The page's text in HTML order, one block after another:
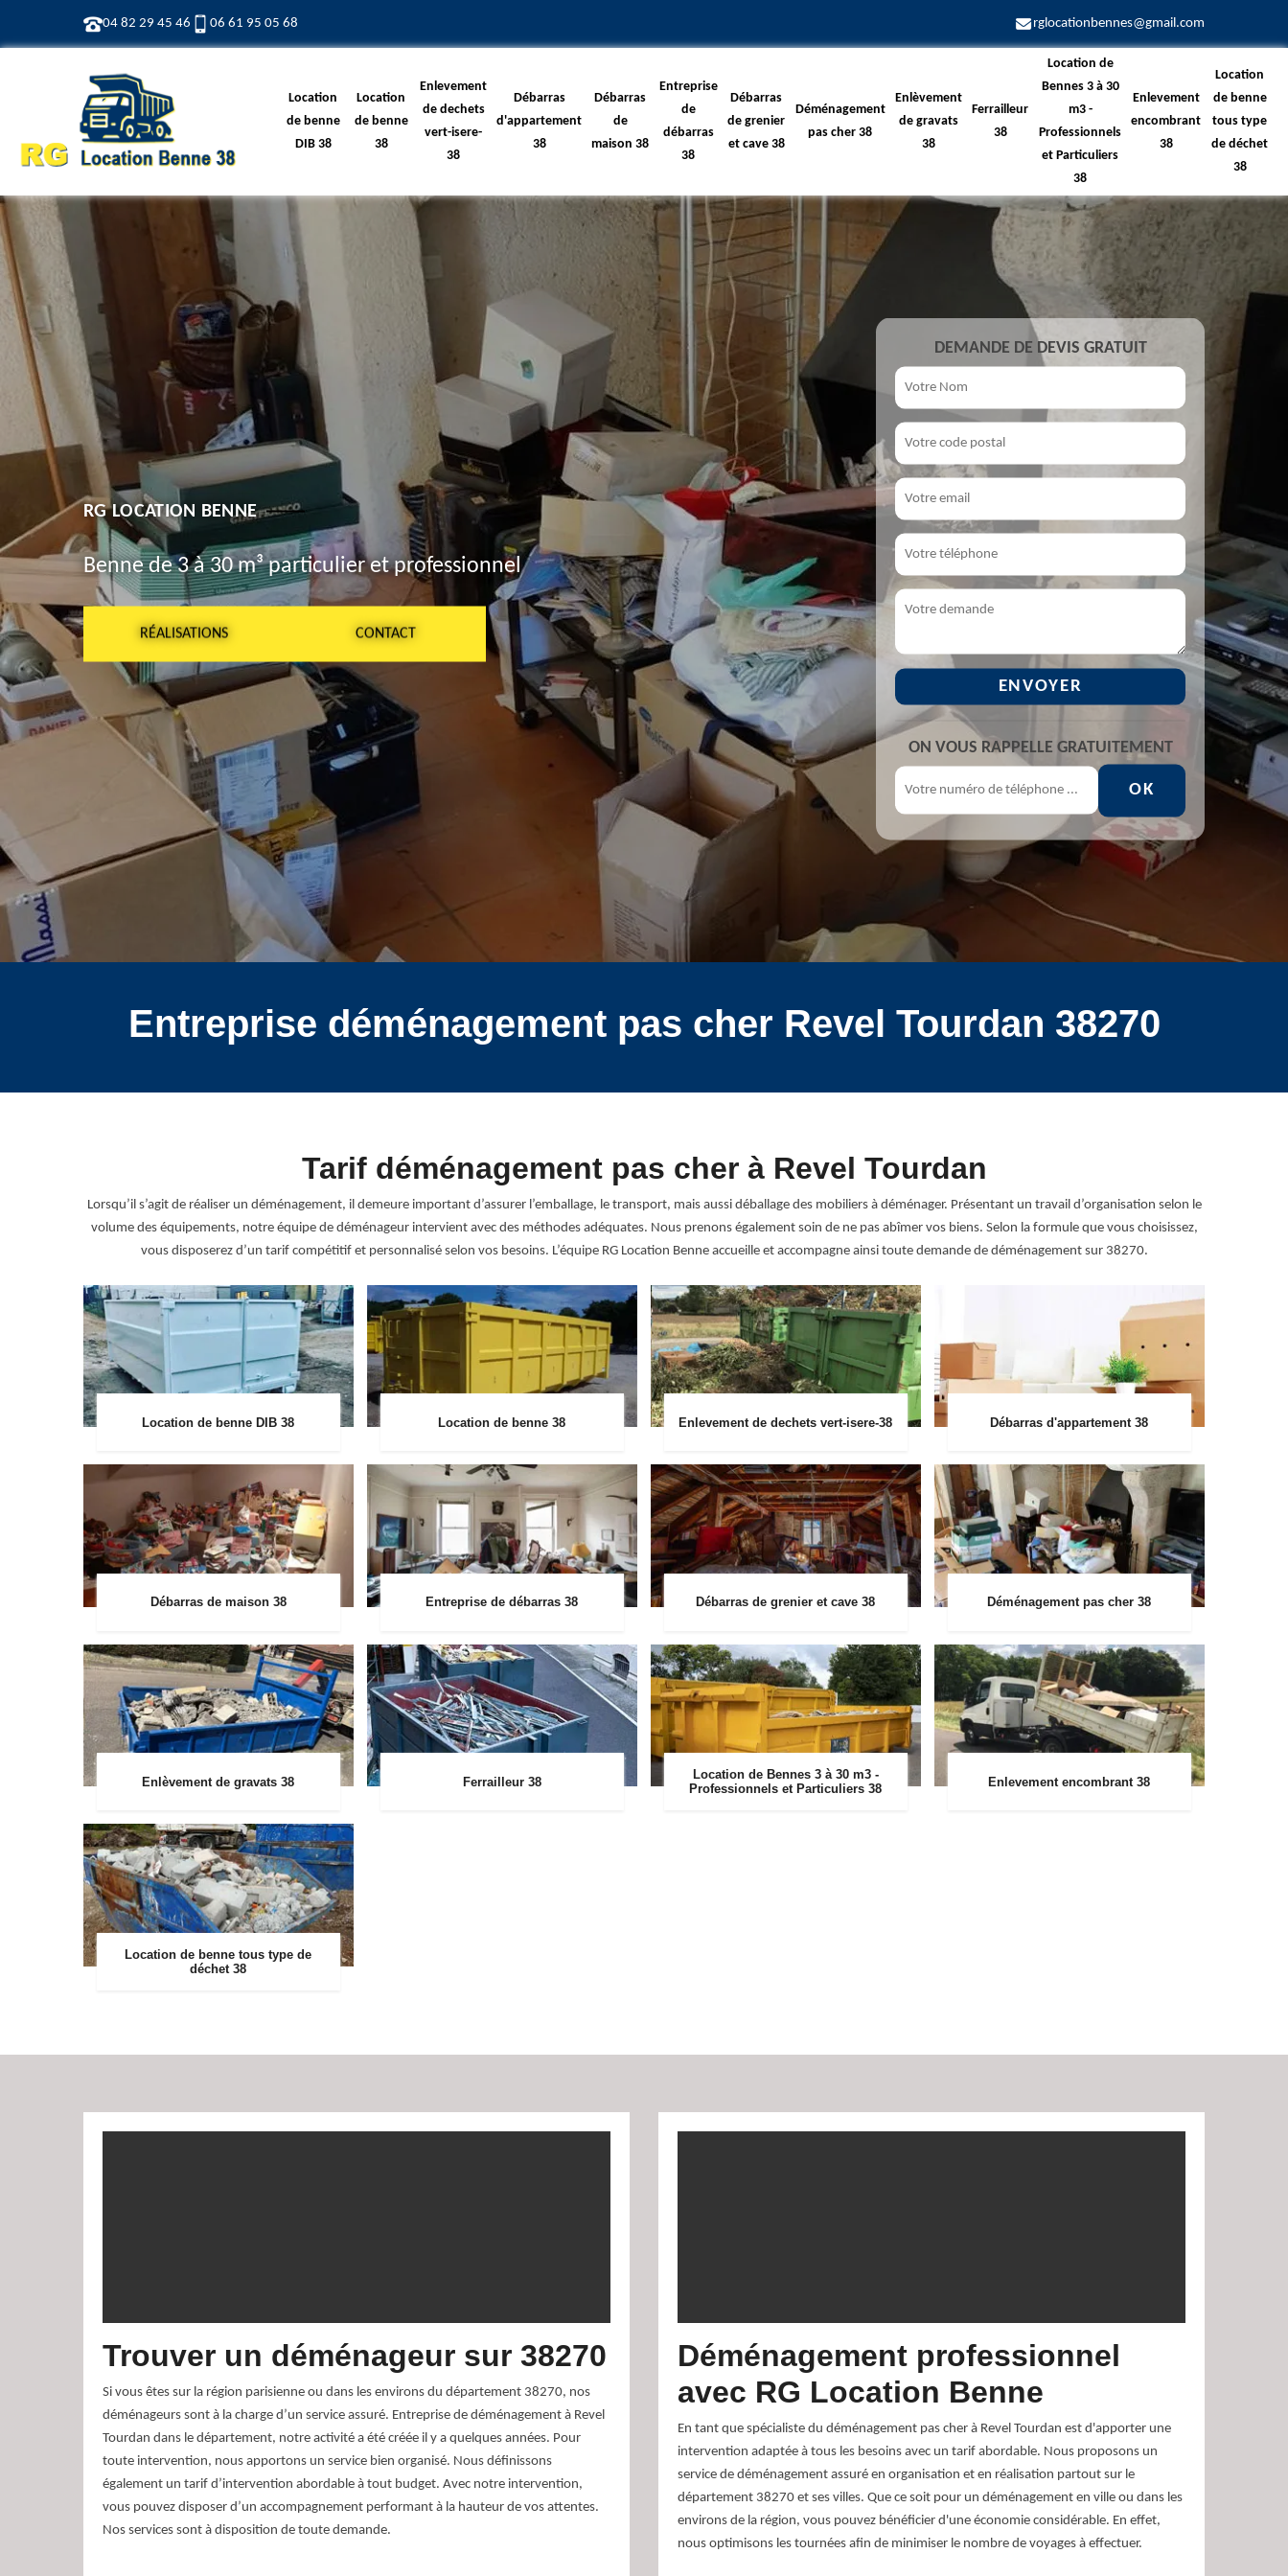
04 82 29 45 46 06 61 95 05 68 rglocationbennes@gmail.com
Location
de benne
DIB 38
Location
de benne
38
Enlevement
de dechets
vert-isere-
38
Débarras
d'appartement
38
Débarras
de
maison 38
Entreprise
de
débarras
38
Débarras
de grenier
et cave 38
Déménagement
pas cher 38
Enlèvement
de gravats
38
Ferrailleur
38
Location de
Bennes 3 à 30
m3 -
Professionnels
et Particuliers
38
Enlevement
encombrant
38
Location
de benne
tous type
de déchet
38
RG LOCATION BENNE
Benne de 3 à 30 m³ particulier et professionnel
RÉALISATIONS CONTACT
DEMANDE DE DEVIS GRATUIT
ON VOUS RAPPELLE GRATUITEMENT
Entreprise déménagement pas cher Revel Tourdan 38270
Tarif déménagement pas cher à Revel Tourdan
Lorsqu’il s’agit de réaliser un déménagement, il demeure important d’assurer l’emballage, le transport, mais aussi déballage des mobiliers à déménager. Présentant un travail d’organisation selon le
volume des équipements, notre équipe de déménageur intervient avec des méthodes adéquates. Nous prenons également soin de ne pas abîmer vos biens. Selon la formule que vous choisissez,
vous disposerez d’un tarif compétitif et personnalisé selon vos besoins. L’équipe RG Location Benne accueille et accompagne ainsi toute demande de déménagement sur 38270.
Location de benne DIB 38 Location de benne 38 Enlevement de dechets vert-isere-38 Débarras d'appartement 38
Débarras de maison 38 Entreprise de débarras 38 Débarras de grenier et cave 38 Déménagement pas cher 38
Enlèvement de gravats 38 Ferrailleur 38
Location de Bennes 3 à 30 m3 -
Professionnels et Particuliers 38
Enlevement encombrant 38
Location de benne tous type de
déchet 38
Trouver un déménageur sur 38270
Si vous êtes sur la région parisienne ou dans les environs du département 38270, nos
déménageurs sont à la charge d’un service assuré. Entreprise de déménagement à Revel
Tourdan dans le département, notre activité a été créée il y a quelques années. Pour
toute intervention, nous apportons un service bien organisé. Nous définissons
également un tarif d’intervention abordable à tout budget. Avec notre intervention,
vous pouvez disposer d’un accompagnement performant à la hauteur de vos attentes.
Nos services sont à disposition de toute demande.
Déménagement professionnel
avec RG Location Benne
En tant que spécialiste du déménagement pas cher à Revel Tourdan est d'apporter une
intervention adaptée à tous les besoins avec un tarif abordable. Nous proposons un
service de déménagement assuré en organisation et en réalisation partout sur le
département 38270 et ses villes. Que ce soit pour un déménagement en ville ou dans les
environs de la région, vous pouvez bénéficier d'une économie considérable. En effet,
nous optimisons les tournées afin de minimiser le nombre de voyages à effectuer.